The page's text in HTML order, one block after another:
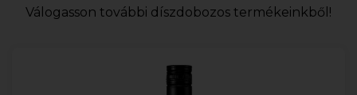
Válogasson további díszdobozos termékeinkből!